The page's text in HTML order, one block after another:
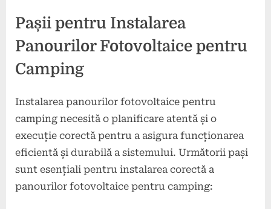
Pașii pentru Instalarea
Panourilor Fotovoltaice pentru
Camping
Instalarea panourilor fotovoltaice pentru
camping necesită o planificare atentă și o
execuție corectă pentru a asigura funcționarea
eficientă și durabilă a sistemului. Următorii pași
sunt esențiali pentru instalarea corectă a
panourilor fotovoltaice pentru camping: